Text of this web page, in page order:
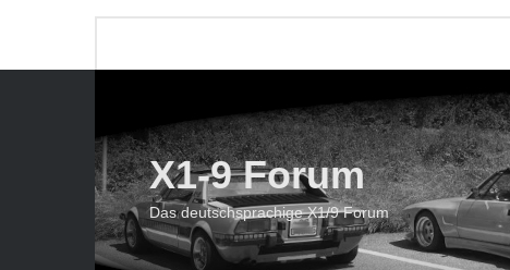
X1-9 Forum
Das deutschsprachige X1/9 Forum